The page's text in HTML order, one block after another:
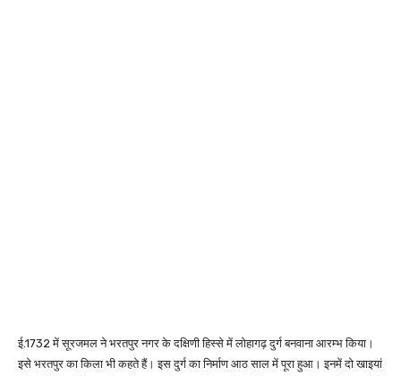
ई.1732 में सूरजमल ने भरतपुर नगर के दक्षिणी हिस्से में लोहागढ़ दुर्ग बनवाना आरम्भ किया।
इसे भरतपुर का किला भी कहते हैं। इस दुर्ग का निर्माण आठ साल में पूरा हुआ। इनमें दो खाइयां